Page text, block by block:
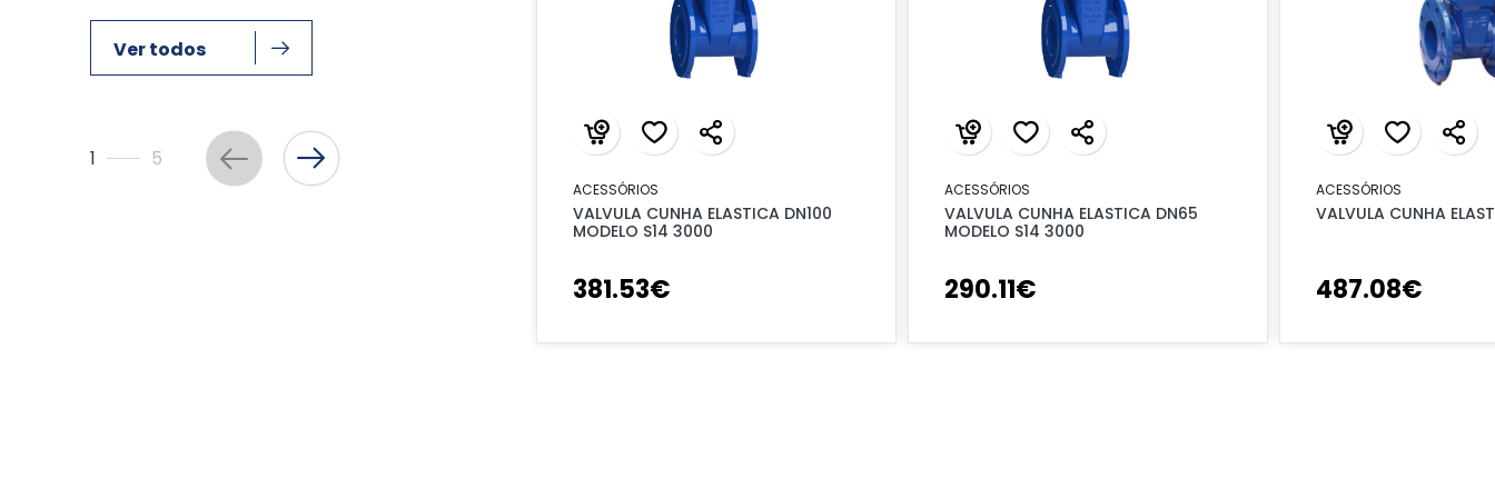
Ver todos
1 5
ACESSÓRIOS
VALVULA CUNHA ELASTICA DN100
MODELO S14 3000
381.53€
ACESSÓRIOS
VALVULA CUNHA ELASTICA DN65
MODELO S14 3000
290.11€
ACESSÓRIOS
VALVULA CUNHA
487.08€